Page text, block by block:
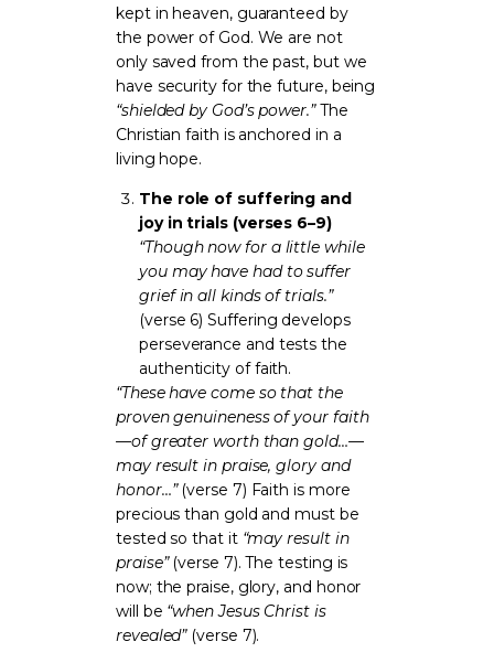
kept in heaven, guaranteed by
the power of God. We are not
only saved from the past, but we
have security for the future, being
“shielded by God’s power.”The
Christian faith is anchored in a
living hope.
The role of suffering and
joy in trials (verses 6–9)
“Though now for a little while
you may have had to suffer
grief in all kinds of trials.”
(verse 6) Suffering develops
perseverance and tests the
authenticity of faith.
“These have come so that the
proven genuineness of your faith
—of greater worth than gold…—
may result in praise, glory and
honor…”(verse 7) Faith is more
precious than gold and must be
tested so that it “may result in
praise”(verse 7). The testing is
now; the praise, glory, and honor
will be “when Jesus Christ is
revealed”(verse 7).